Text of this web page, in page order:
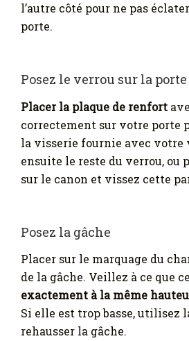
l’autre côté pour ne pas
porte.
Posez le verrou sur la porte
Placer la plaque de renfort
correctement sur votre porte
la visserie fournie avec votre
ensuite le reste du verrou, ou
sur le canon et vissez cette
Posez la gâche
Placer sur le marquage du
de la gâche. Veillez à ce que
exactement à la même
Si elle est trop basse, utilisez
rehausser la gâche.